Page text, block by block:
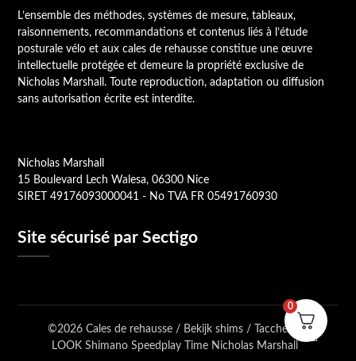
L’ensemble des méthodes, systèmes de mesure, tableaux,
raisonnements, recommandations et contenus liés à l’étude
posturale vélo et aux cales de rehausse constitue une œuvre
intellectuelle protégée et demeure la propriété exclusive de
Nicholas Marshall. Toute reproduction, adaptation ou diffusion
sans autorisation écrite est interdite.
Nicholas Marshall
15 Boulevard Lech Walesa, 06300 Nice
SIRET 49176093000041 - No TVA FR 05491760930
Site sécurisé par Sectigo
©2026 Cales de rehausse / Bekijk shims / Tacchette /
LOOK Shimano Speedplay Time Nicholas Marshall
0